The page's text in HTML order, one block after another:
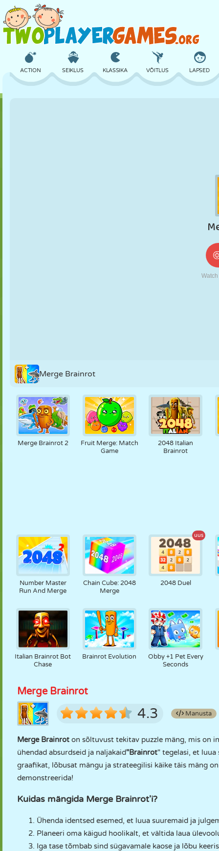
ACTION SEIKLUS KLASSIKA VÕITLUS LAPSED
ROBOT
TRULL
Merge Brainrot
Merge Brainrot 2
Fruit Merge: Match
Game
2048 Italian
Brainrot
Number Master
Run And Merge
Chain Cube: 2048
Merge
uus
2048 Duel
Italian Brainrot Bot
Chase
Brainrot Evolution
Obby +1 Pet Every
Seconds
Merge Brainrot
4.3 Manusta
Merge Brainrot on sõltuvust tekitav puzzle mäng, mis on
ühendad absurdseid ja naljakaid"Brainrot" tegelasi, et
graafikat, lõbusat mängu ja strateegilisi käike täis mäng
demonstreerida!
Kuidas mängida Merge Brainrot'i?
Ühenda identsed esemed, et luua suuremaid ja
Planeeri oma käigud hoolikalt, et vältida laua
Iga tase tõmbab sind sügavamale kaose ja lõbu